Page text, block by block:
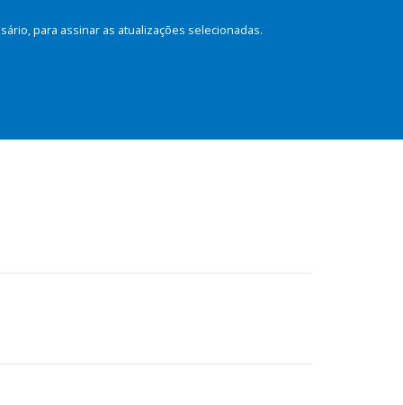
para assinar as atualizações selecionadas.